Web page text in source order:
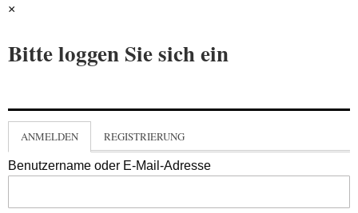
×
Bitte loggen Sie sich ein
ANMELDEN REGISTRIERUNG
Benutzername oder E-Mail-Adresse